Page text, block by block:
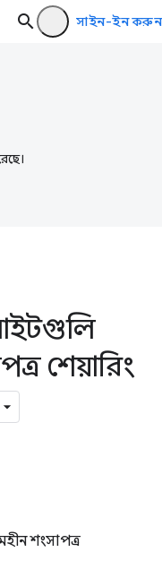
সাইন-ইন করুন
শেয়ারিং
শংসাপত্র